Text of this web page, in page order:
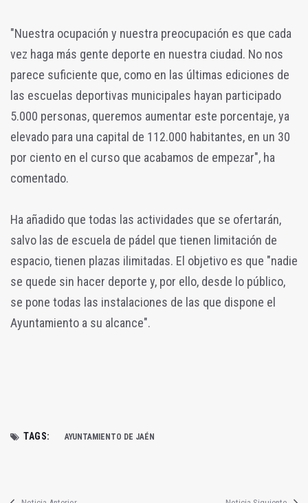
"Nuestra ocupación y nuestra preocupación es que cada
vez haga más gente deporte en nuestra ciudad. No nos
parece suficiente que, como en las últimas ediciones de
las escuelas deportivas municipales hayan participado
5.000 personas, queremos aumentar este porcentaje, ya
elevado para una capital de 112.000 habitantes, en un 30
por ciento en el curso que acabamos de empezar", ha
comentado.
Ha añadido que todas las actividades que se ofertarán,
salvo las de escuela de pádel que tienen limitación de
espacio, tienen plazas ilimitadas. El objetivo es que "nadie
se quede sin hacer deporte y, por ello, desde lo público,
se pone todas las instalaciones de las que dispone el
Ayuntamiento a su alcance".
TAGS: AYUNTAMIENTO DE JAÉN